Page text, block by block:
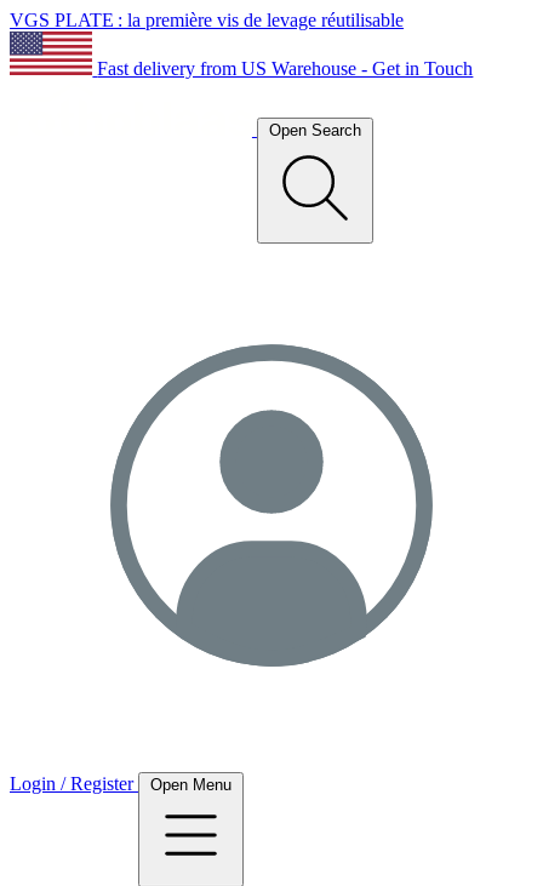
VGS PLATE : la première vis de levage réutilisable
Fast delivery from US Warehouse - Get in Touch
Open Search
Login / Register Open Menu